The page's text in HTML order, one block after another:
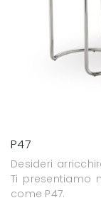
P47
Desideri
Ti presentiamo
come P47.